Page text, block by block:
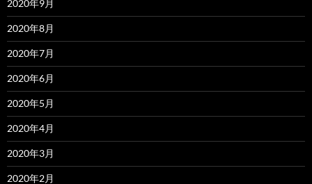
2020年9月
2020年8月
2020年7月
2020年6月
2020年5月
2020年4月
2020年3月
2020年2月